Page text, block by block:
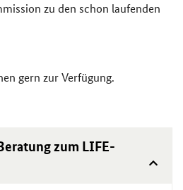
zu den schon lau­fen­den
gern zur Ver­fü­gung.
zum LIFE-​